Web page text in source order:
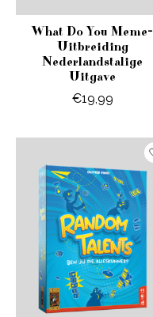
What Do You Meme-
Uitbreiding
Nederlandstalige
Uitgave
€19,99